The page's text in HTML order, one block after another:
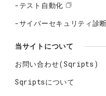
-テスト自動化
-サイバーセキュリティ診断
当サイトについて
お問い合わせ(Sqripts)
Sqriptsについて